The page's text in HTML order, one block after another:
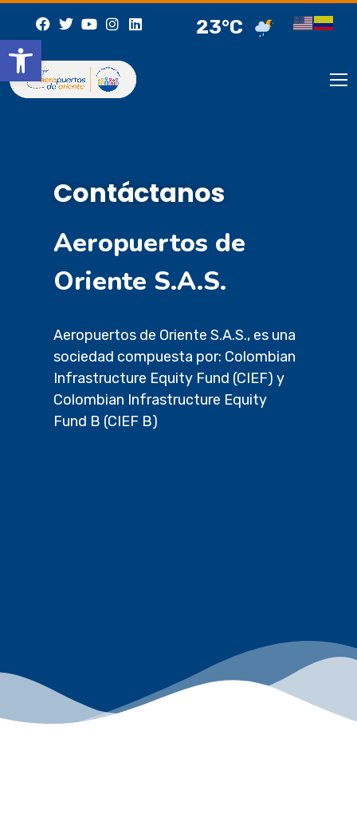
Abrir barra de herramientas
23°C
Contáctanos
Aeropuertos de
Oriente S.A.S.
Aeropuertos de Oriente S.A.S., es una
sociedad compuesta por: Colombian
Infrastructure Equity Fund (CIEF) y
Colombian Infrastructure Equity
Fund B (CIEF B)